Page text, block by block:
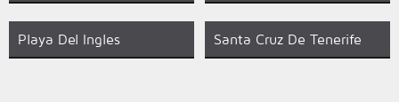
Playa Del Ingles Santa Cruz De Tenerife